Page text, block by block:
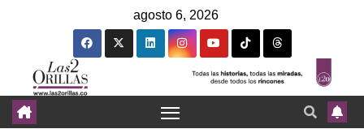
agosto 6, 2026